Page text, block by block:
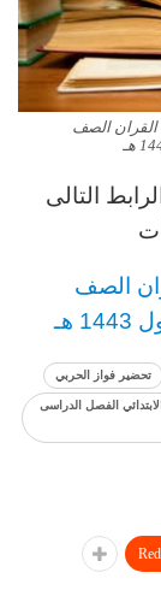
القران الصف
التالى
الصف
هـ
تحضير فواز الحربي
الفصل الدراسى